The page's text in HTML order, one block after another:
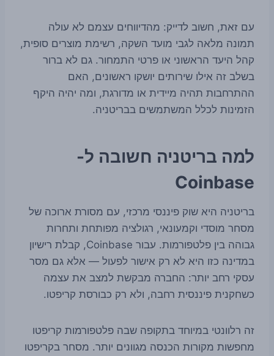
עם זאת, חשוב לדייק: מהדיווחים עצמם לא עולה
תמונה מלאה לגבי מועד השקה, רשימת מוצרים סופית,
קהל היעד הראשוני או פרטי התמחור. גם לא ברור
בשלב זה אילו שירותים יושקו ראשונים, האם
ההתרחבות תהיה מיידית או מדורגת, ומה יהיה היקף
הזמינות לכלל המשתמשים בבריטניה.
למה בריטניה חשובה ל-
Coinbase
בריטניה היא שוק פיננסי מרכזי, עם מסורת ארוכה של
מסחר מוסדי וקמעונאי, רגולציה מפותחת ותחרות
גבוהה בין פלטפורמות. עבור Coinbase, קבלת רישיון
במדינה כזו היא לא רק אישור לפעול — אלא גם מסר
עסקי רחב יותר: החברה מבקשת למצב את עצמה
כשחקנית פיננסית רחבה, ולא רק כבורסת קריפטו.
זה רלוונטי במיוחד בתקופה שבה פלטפורמות קריפטו
מחפשות מקורות הכנסה מגוונים יותר. מסחר בקריפטו